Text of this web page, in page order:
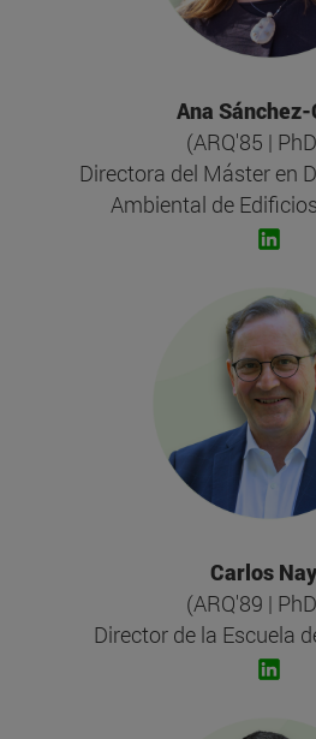
Ana
(ARQ'85 |
Directora del Máster en
Ambiental de
Carlos
(ARQ'89 |
Director de la Escuela